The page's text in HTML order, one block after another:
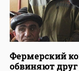
Фермерский
обвиняют